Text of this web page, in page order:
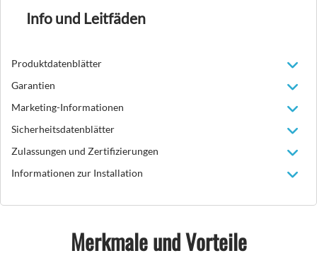
Info und Leitfäden
Produktdatenblätter
Garantien
Marketing-Informationen
Sicherheitsdatenblätter
Zulassungen und Zertifizierungen
Informationen zur Installation
Merkmale und Vorteile